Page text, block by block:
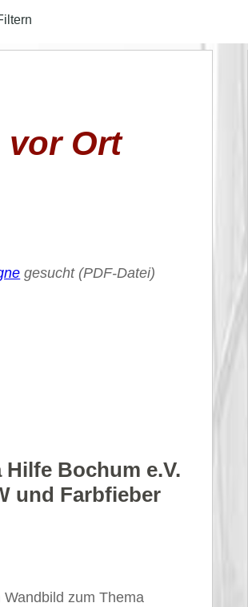
vor Ort
gesucht (PDF-Datei)
Bochum e.V.
und Farbfieber
zum Thema